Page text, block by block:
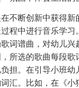
不断创新中获得
程中进行音乐学
词谱曲，对幼儿
所选的歌曲每段
担。在引导小班
汇。比如，在《